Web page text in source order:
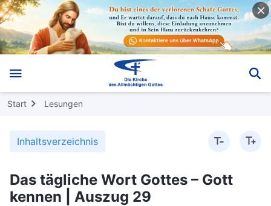
Start Lesungen
Inhaltsverzeichnis
Das tägliche Wort Gottes – Gott
kennen | Auszug 29